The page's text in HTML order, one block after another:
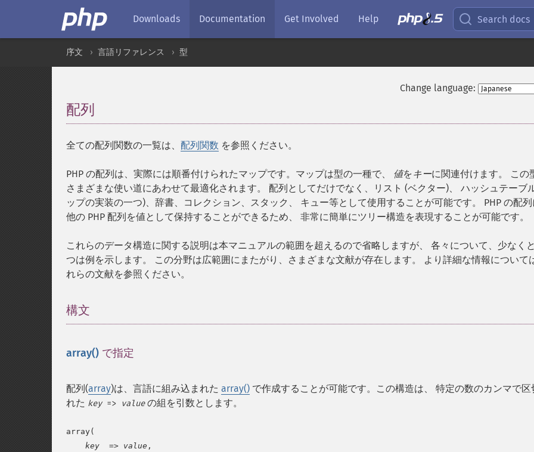
Downloads Documentation Get Involved Help Search docs
序文 言語リファレンス 型
Change language:
配列
全ての配列関数の一覧は、 配列関数 を参照ください。
PHP の配列は、実際には順番付けられたマップです。マップは型の一種で、 値をキーに関連付けます。 この
さまざまな使い道にあわせて最適化されます。 配列としてだけでなく、リスト (ベクター)、 ハッシュテーブ
ップの実装の一つ)、辞書、コレクション、スタック、 キュー等として使用することが可能です。 PHP の配列
他の PHP 配列を値として保持することができるため、 非常に簡単にツリー構造を表現することが可能です。
これらのデータ構造に関する説明は本マニュアルの範囲を超えるので省略しますが、 各々について、少なく
つは例を示します。 この分野は広範囲にまたがり、さまざまな文献が存在します。 より詳細な情報について
れらの文献を参照ください。
構文
array() で指定
配列(array)は、言語に組み込まれた array() で作成することが可能です。この構造は、 特定の数のカンマで区
れた key=> valueの組を引数とします。
array(
key
  =>
value ,